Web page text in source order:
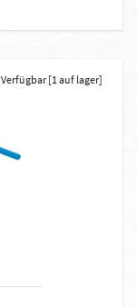
Verfügbar [1 auf lager]